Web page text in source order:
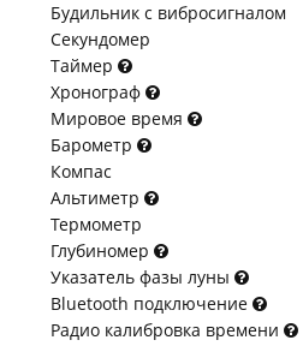
Будильник с вибросигналом
Секундомер
Таймер
Хронограф
Мировое время
Барометр
Компас
Альтиметр
Термометр
Глубиномер
Указатель фазы луны
Bluetooth подключение
Радио калибровка времени